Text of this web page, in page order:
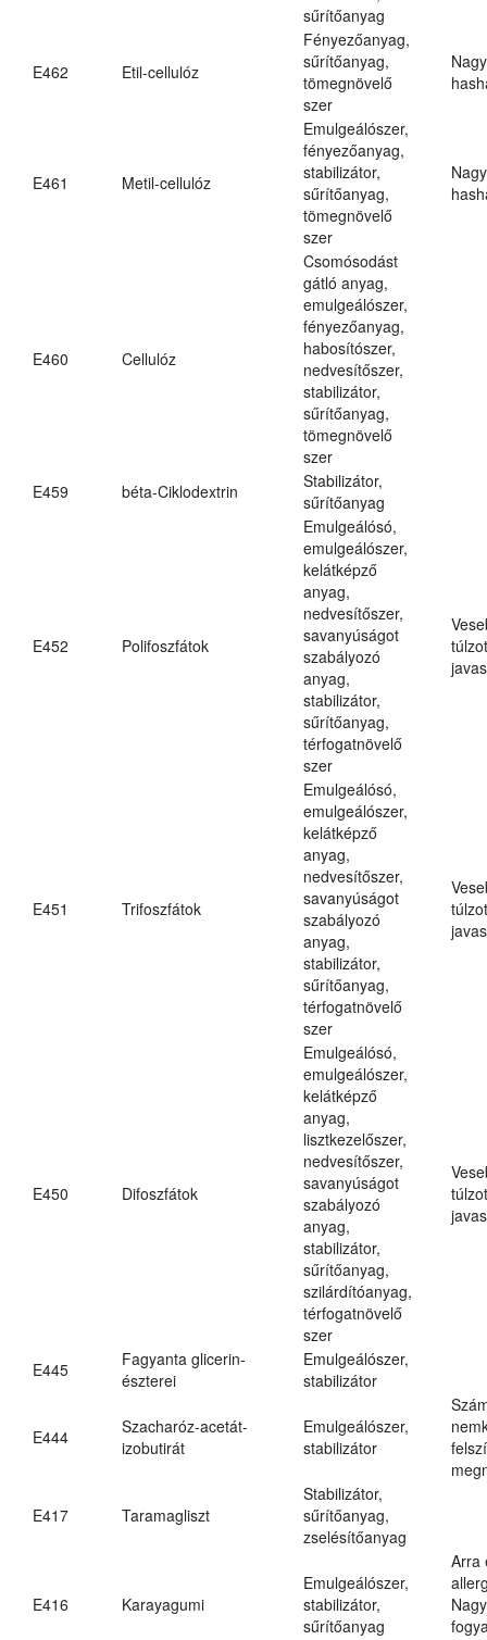
sűrítőanyag
E462 Etil-cellulóz
Fényezőanyag,
sűrítőanyag,
tömegnövelő
szer
E461 Metil-cellulóz
Emulgeálószer,
fényezőanyag,
stabilizátor,
sűrítőanyag,
tömegnövelő
szer
E460 Cellulóz
Csomósodást
gátló anyag,
emulgeálószer,
fényezőanyag,
habosítószer,
nedvesítőszer,
stabilizátor,
sűrítőanyag,
tömegnövelő
szer
E459
béta-Ciklodextrin
Stabilizátor,
sűrítőanyag
E452 Polifoszfátok
Emulgeálósó,
emulgeálószer,
kelátképző
anyag,
nedvesítőszer,
savanyúságot
szabályozó
anyag,
stabilizátor,
sűrítőanyag,
térfogatnövelő
szer
E451 Trifoszfátok
Emulgeálósó,
emulgeálószer,
kelátképző
anyag,
nedvesítőszer,
savanyúságot
szabályozó
anyag,
stabilizátor,
sűrítőanyag,
térfogatnövelő
szer
E450 Difoszfátok
Emulgeálósó,
emulgeálószer,
kelátképző
anyag,
lisztkezelőszer,
nedvesítőszer,
savanyúságot
szabályozó
anyag,
stabilizátor,
sűrítőanyag,
szilárdítóanyag,
térfogatnövelő
szer
E445
Fagyanta glicerin-
észterei
Emulgeálószer,
stabilizátor
E444
Szacharóz-acetát-
izobutirát
Emulgeálószer,
stabilizátor
E417 Taramagliszt
Stabilizátor,
sűrítőanyag,
zselésítőanyag
E416 Karayagumi
Emulgeálószer,
stabilizátor,
sűrítőanyag
Arra